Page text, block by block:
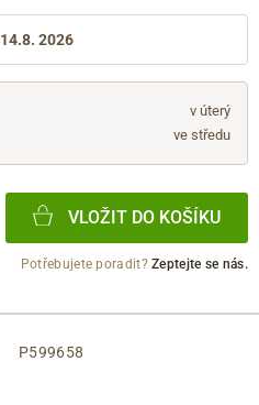
14.8. 2026
v úterý
ve středu
VLOŽIT DO KOŠÍKU
Potřebujete poradit?Zeptejte se nás.
P599658